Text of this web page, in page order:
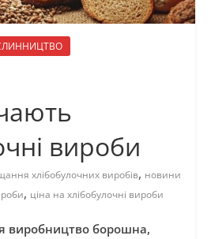
вироби
хлібобулочних виробів, новини
, ціна на хлібобулочні вироби
виробництво борошна,